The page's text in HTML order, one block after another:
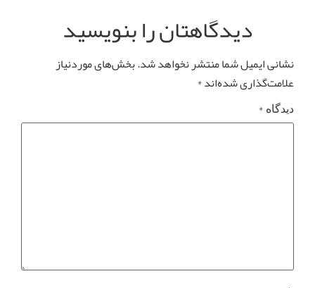
دیدگاهتان را بنویسید
نشانی ایمیل شما منتشر نخواهد شد.بخش‌های موردنیاز
علامت‌گذاری شده‌اند*
دیدگاه *